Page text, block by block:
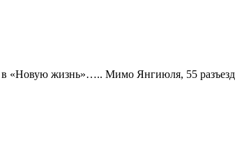
в «Новую жизнь»….. Мимо Янгиюля, 55